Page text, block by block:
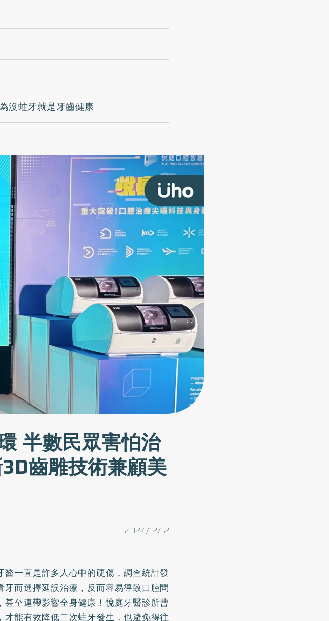
沒蛀牙就是牙齒健康
半數民眾害怕治
齒雕技術兼顧美
2024/12/12
醫一直是許多人心中的硬傷，調查統計發
而選擇延誤治療，反而容易導致口腔問
至連帶影響全身健康！悅庭牙醫診所曹
能有效降低二次蛀牙發生，也避免得往